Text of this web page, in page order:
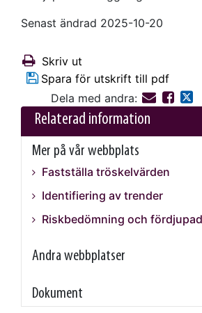
Senast ändrad 2025-10-20
Skriv ut
Spara för utskrift till pdf
Dela med andra:
Relaterad information
Mer på vår webbplats
Fastställa tröskelvärden
Identifiering av trender
Riskbedömning och
Andra webbplatser
Dokument